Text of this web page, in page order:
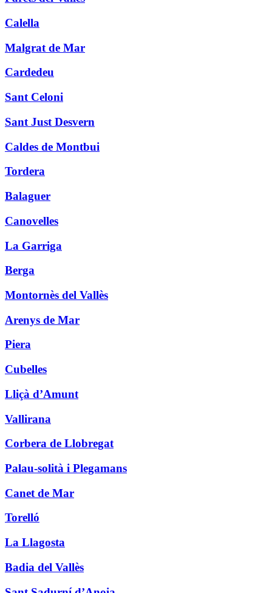
Calella
Malgrat de Mar
Cardedeu
Sant Celoni
Sant Just Desvern
Caldes de Montbui
Tordera
Balaguer
Canovelles
La Garriga
Berga
Montornès del Vallès
Arenys de Mar
Piera
Cubelles
Lliçà d’Amunt
Vallirana
Corbera de Llobregat
Palau-solità i Plegamans
Canet de Mar
Torelló
La Llagosta
Badia del Vallès